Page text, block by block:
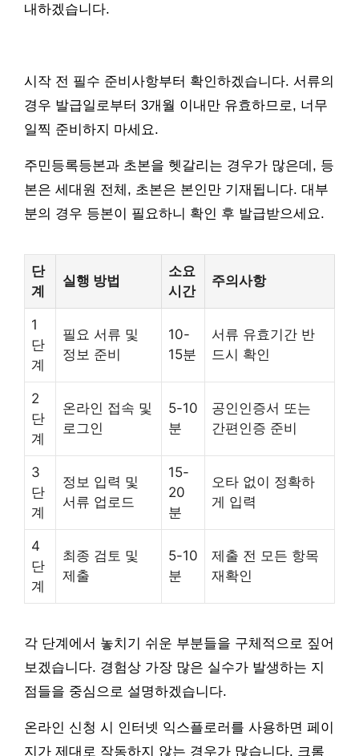
내하겠습니다.
시작 전 필수 준비사항부터 확인하겠습니다. 서류의
경우 발급일로부터 3개월 이내만 유효하므로, 너무
일찍 준비하지 마세요.
주민등록등본과 초본을 헷갈리는 경우가 많은데, 등
본은 세대원 전체, 초본은 본인만 기재됩니다. 대부
분의 경우 등본이 필요하니 확인 후 발급받으세요.
단
계
실행 방법
소요
시간
주의사항
1
단
계
필요 서류 및
정보 준비
10-
15분
서류 유효기간 반
드시 확인
2
단
계
온라인 접속 및
로그인
5-10
분
공인인증서 또는
간편인증 준비
3
단
계
정보 입력 및
서류 업로드
15-
20
분
오타 없이 정확하
게 입력
4
단
계
최종 검토 및
제출
5-10
분
제출 전 모든 항목
재확인
각 단계에서 놓치기 쉬운 부분들을 구체적으로 짚어
보겠습니다. 경험상 가장 많은 실수가 발생하는 지
점들을 중심으로 설명하겠습니다.
온라인 신청 시 인터넷 익스플로러를 사용하면 페이
지가 제대로 작동하지 않는 경우가 많습니다. 크롬